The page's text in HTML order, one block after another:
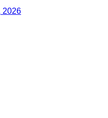
2026